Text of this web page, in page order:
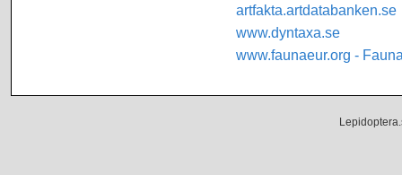
artfakta.artdatabanken.se
www.dyntaxa.se
www.faunaeur.org -